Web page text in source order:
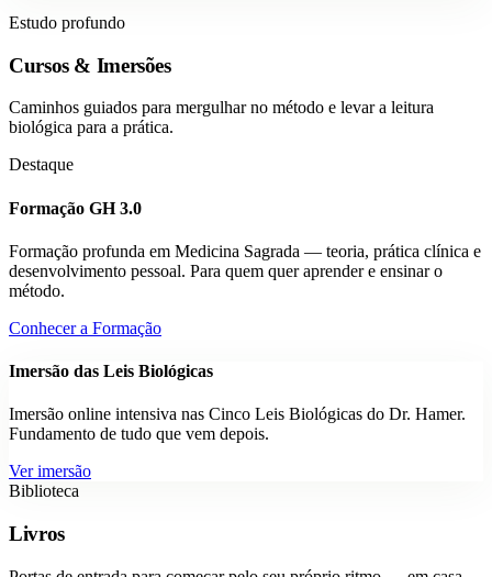
Estudo profundo
Cursos & Imersões
Caminhos guiados para mergulhar no método e levar a leitura
biológica para a prática.
Destaque
Formação GH 3.0
Formação profunda em Medicina Sagrada — teoria, prática clínica e
desenvolvimento pessoal. Para quem quer aprender e ensinar o
método.
Conhecer a Formação
Imersão das Leis Biológicas
Imersão online intensiva nas Cinco Leis Biológicas do Dr. Hamer.
Fundamento de tudo que vem depois.
Ver imersão
Biblioteca
Livros